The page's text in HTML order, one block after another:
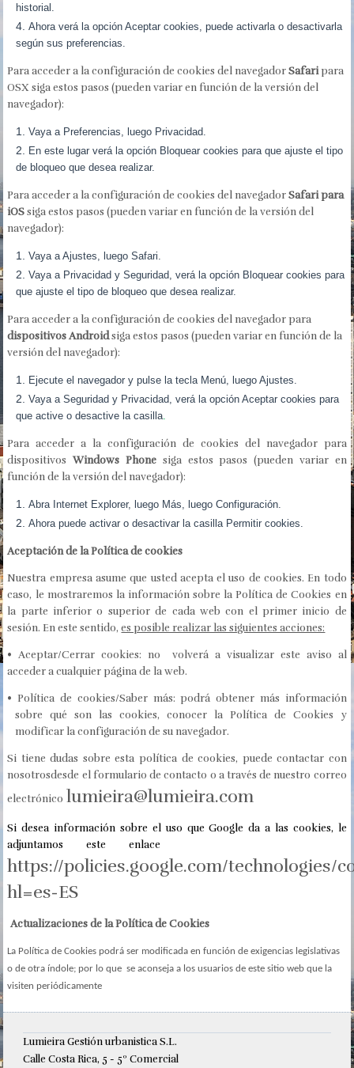
historial.
Ahora verá la opción Aceptar cookies, puede activarla o desactivarla
según sus preferencias.
Para acceder a la configuración de cookies del navegadorSafaripara
OSX siga estos pasos (pueden variar en función de la versión del
navegador):
Vaya a Preferencias, luego Privacidad.
En este lugar verá la opción Bloquear cookies para que ajuste el tipo
de bloqueo que desea realizar.
Para acceder a la configuración de cookies del navegadorSafari para
iOSsiga estos pasos (pueden variar en función de la versión del
navegador):
Vaya a Ajustes, luego Safari.
Vaya a Privacidad y Seguridad, verá la opción Bloquear cookies para
que ajuste el tipo de bloqueo que desea realizar.
Para acceder a la configuración de cookies del navegador para
dispositivos Androidsiga estos pasos (pueden variar en función de la
versión del navegador):
Ejecute el navegador y pulse la tecla Menú, luego Ajustes.
Vaya a Seguridad y Privacidad, verá la opción Aceptar cookies para
que active o desactive la casilla
Para acceder a la configuración de cookies del navegador para
dispositivosWindows Phone siga estos pasos (pueden variar en
función de la versión del navegador):
Abra Internet Explorer, luego Más, luego Configuración.
Ahora puede activar o desactivar la casilla Permitir cookies.
Aceptación de la Política de cookies
Nuestra empresa asume que usted acepta el uso de cookies. En todo
caso, le mostraremos la información sobre la Política de Cookies en
la parte inferior o superior de cada web con el primer inicio de
sesión. En este sentido,es posible realizar las siguientes acciones:
• Aceptar/Cerrar cookies: no volverá a visualizar este aviso al
acceder a cualquier página de la web.
• Política de cookies/Saber más: podrá obtener más información
sobre qué son las cookies, conocer la Política de Cookies y
modificar la configuración de su navegador.
Si tiene dudas sobre esta política de cookies, puede contactar con
nosotrosdesde el formulario de contacto o a través de nuestro correo
electrónico lumieira@lumieira.com
Si desea información sobre el uso que Google da a las cookies, le
adjuntamos este enlace
https://policies.google.com/technologies/
hl=es-ES
Actualizaciones de la Política de Cookies
La Política de Cookies podrá ser modificada en función de exigencias legislativas
o de otra índole; por lo que se aconseja a los usuarios de este sitio web que la
visiten periódicamente
Lumieira Gestión urbanistica S.L.
Calle Costa Rica, 5 - 5º Comercial